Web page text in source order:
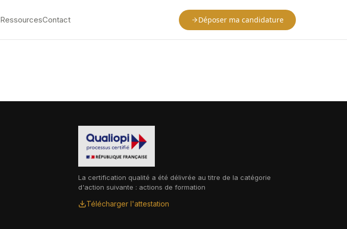
RessourcesContact Déposer ma candidature
La certification qualité a été délivrée au titre de la catégorie
d'action suivante : actions de formation
Télécharger l'attestation